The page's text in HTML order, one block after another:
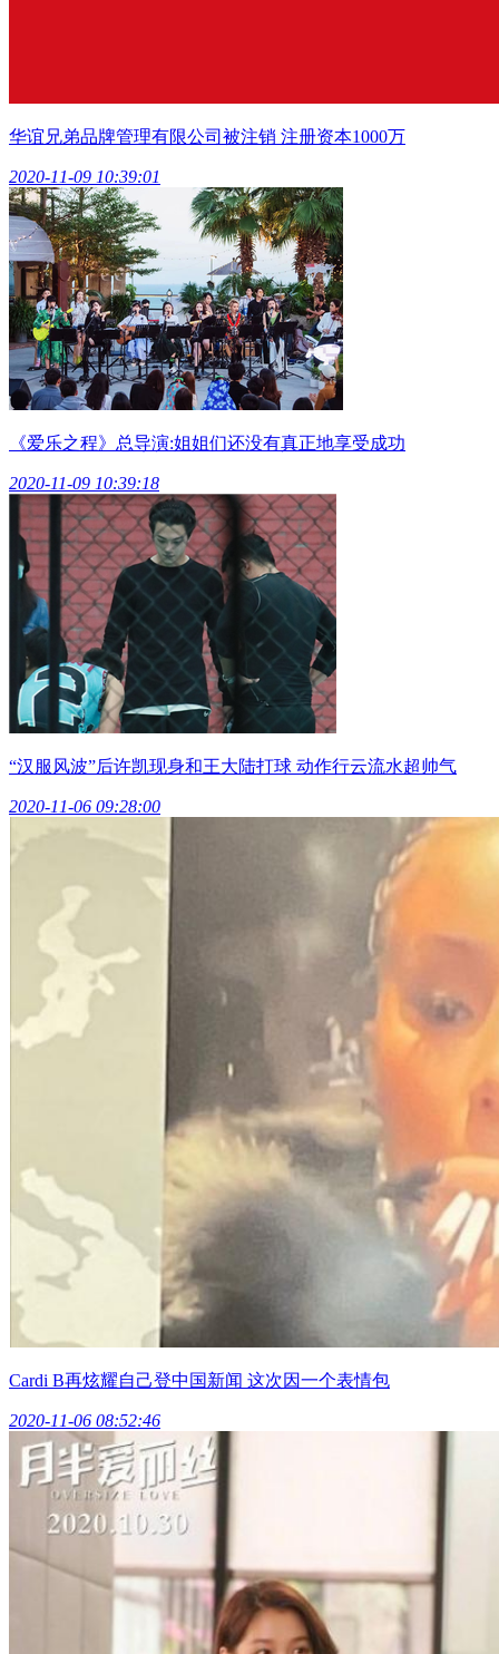
华谊兄弟品牌管理有限公司被注销 注册资本1000万
2020-11-09 10:39:01
《爱乐之程》总导演:姐姐们还没有真正地享受成功
2020-11-09 10:39:18
“汉服风波”后许凯现身和王大陆打球 动作行云流水超帅气
2020-11-06 09:28:00
Cardi B再炫耀自己登中国新闻 这次因一个表情包
2020-11-06 08:52:46